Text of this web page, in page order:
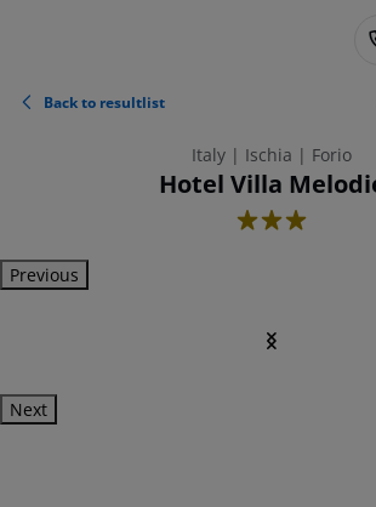
Back to resultlist
Italy | Ischia | Forio
Hotel Villa
3
Previous
Next